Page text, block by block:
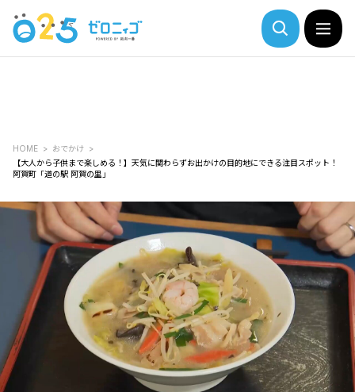
HOME
おでかけ
【大人から子供まで楽しめる！】天気に関わらずお出かけの目的地にできる注目スポット！
阿賀町「道の駅 阿賀の里｣